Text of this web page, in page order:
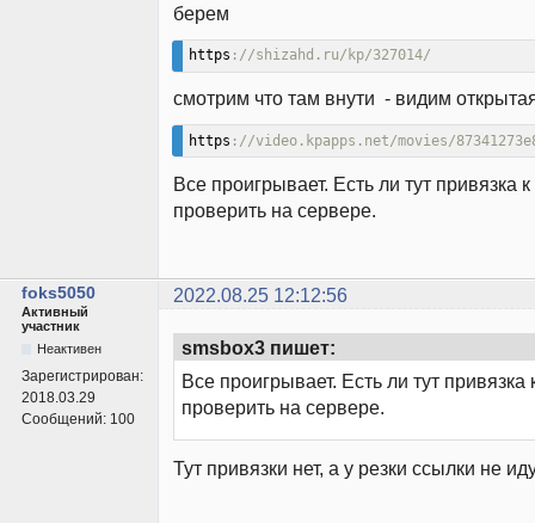
берем
https ://shizahd.ru/kp/327014/
смотрим что там внути - видим
https ://video.kpapps.net/movies/
Все проигрывает. Есть ли тут привязка
проверить на сервере.
foks5050 2022.08.25 12:12:56
Активный
участник
Неактивен
Зарегистрирован:
2018.03.29
Сообщений: 100
smsbox3 пишет:
Все проигрывает. Есть ли тут привязка
проверить на сервере.
Тут привязки нет, а у резки ссылки не